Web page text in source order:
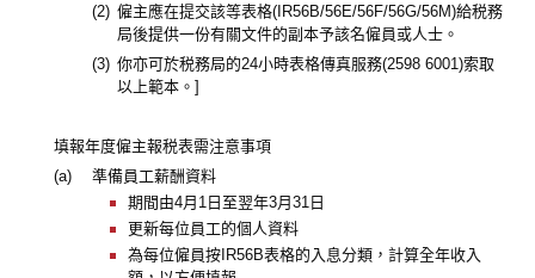
(2) 僱主應在提交該等表格(IR56B/56E/56F/56G/56M)給税務
局後提供一份有關文件的副本予該名僱員或人士。
(3) 你亦可於税務局的24小時表格傳真服務(2598 6001)索取
以上範本。]
填報年度僱主報税表需注意事項
(a)
準備員工薪酬資料
期間由4月1日至翌年3月31日
更新每位員工的個人資料
為每位僱員按IR56B表格的入息分類，計算全年收入